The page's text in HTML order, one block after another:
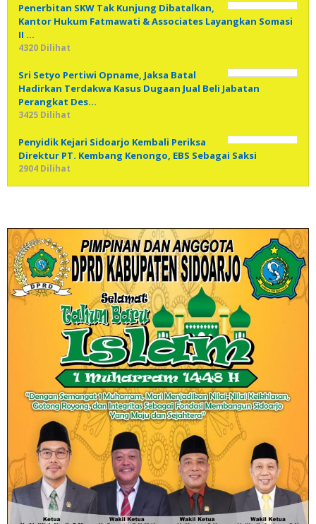
Penerbitan SKW Tak Kunjung Dibatalkan,
Kantor Hukum Fatmawati & Associates Layangkan Somasi
II …
4320 Dilihat
Sri Setyo Pertiwi Opname, Jaksa Batal
Hadirkan Terdakwa Kasus Dugaan Jual Beli Jabatan
Perangkat Des…
3425 Dilihat
Penyidik Kejari Sidoarjo Kembali Periksa
Direktur PT. Kembang Kenongo, EBS Sebagai Saksi
2904 Dilihat